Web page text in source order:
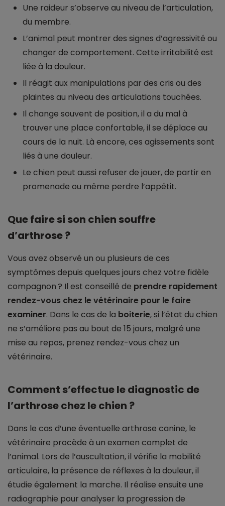
Une raideur s’observe au niveau de l’articulation,
du membre.
L’animal peut montrer des signes d’agressivité ou
changer de comportement. Cette irritabilité est
liée à la douleur.
Il réagit aux manipulations par des cris ou des
plaintes au niveau des articulations touchées.
Il change souvent de position, il a du mal à
trouver une place confortable, il se déplace au
cours de la nuit. Là encore, ces agissements sont
liés à une douleur.
Le chien peut aussi refuser de jouer, de partir en
promenade ou même perdre l’appétit.
Que faire si son chien souffre
d’arthrose ?
Vous avez observé un ou plusieurs de ces
symptômes depuis quelques jours chez votre fidèle
compagnon ? Il est conseillé de prendre rapidement
rendez-vous chez le vétérinaire pour le faire
examiner. Dans le cas de la boiterie, si l’état du chien
ne s’améliore pas au bout de 15 jours, malgré une
mise au repos, prenez rendez-vous chez un
vétérinaire.
Comment s’effectue le diagnostic de
l’arthrose chez le chien ?
Dans le cas d’une éventuelle arthrose canine, le
vétérinaire procède à un examen complet de
l’animal. Lors de l’auscultation, il vérifie la mobilité
articulaire, la présence de réflexes à la douleur, il
étudie également la marche. Il réalise ensuite une
radiographie pour analyser la progression de